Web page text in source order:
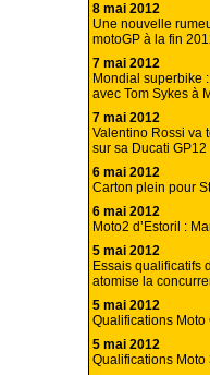
8 mai 2012
Une nouvelle
motoGP à la fin
7 mai 2012
Mondial superbike
avec Tom Sykes à
7 mai 2012
Valentino Rossi va
sur sa Ducati GP12
6 mai 2012
Carton plein pour
6 mai 2012
Moto2 d’Estoril :
5 mai 2012
Essais qualificatifs
atomise la
5 mai 2012
Qualifications Moto
5 mai 2012
Qualifications Moto